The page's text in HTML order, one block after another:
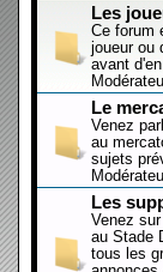
Les
Ce forum
joueur ou
avant
Le
Venez
au
sujets
Les
Venez
au Stade
tous les